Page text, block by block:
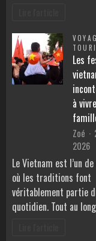
Les
à
Zoé
2026
Le Vietnam est l’un
où les traditions font
véritablement partie
quotidien. Tout au